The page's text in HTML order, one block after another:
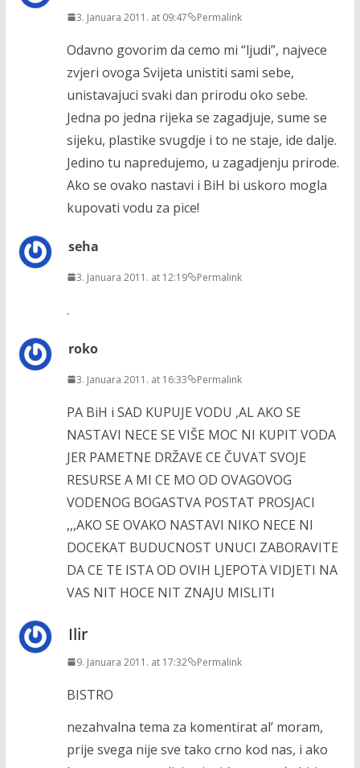
3. Januara 2011. at 09:47 Permalink
Odavno govorim da cemo mi “ljudi”, najvece
zvjeri ovoga Svijeta unistiti sami sebe,
unistavajuci svaki dan prirodu oko sebe.
Jedna po jedna rijeka se zagadjuje, sume se
sijeku, plastike svugdje i to ne staje, ide dalje.
Jedino tu napredujemo, u zagadjenju prirode.
Ako se ovako nastavi i BiH bi uskoro mogla
kupovati vodu za pice!
seha
3. Januara 2011. at 12:19 Permalink
.
roko
3. Januara 2011. at 16:33 Permalink
PA BiH i SAD KUPUJE VODU ,AL AKO SE
NASTAVI NECE SE VIŠE MOC NI KUPIT VODA
JER PAMETNE DRŽAVE CE ČUVAT SVOJE
RESURSE A MI CE MO OD OVAGOVOG
VODENOG BOGASTVA POSTAT PROSJACI
,,,AKO SE OVAKO NASTAVI NIKO NECE NI
DOCEKAT BUDUCNOST UNUCI ZABORAVITE
DA CE TE ISTA OD OVIH LJEPOTA VIDJETI NA
VAS NIT HOCE NIT ZNAJU MISLITI
Ilir
9. Januara 2011. at 17:32 Permalink
BISTRO
nezahvalna tema za komentirat al’ moram,
prije svega nije sve tako crno kod nas, i ako